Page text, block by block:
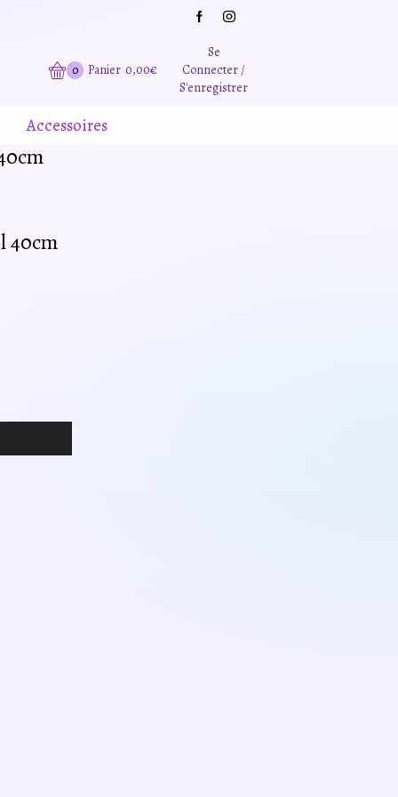
0 Panier 0,00€
Se
Connecter /
S'enregistrer
Accessoires
40cm